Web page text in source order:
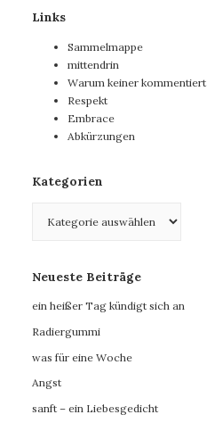
Links
Sammelmappe
mittendrin
Warum keiner kommentiert
Respekt
Embrace
Abkürzungen
Kategorien
Neueste Beiträge
ein heißer Tag kündigt sich an
Radiergummi
was für eine Woche
Angst
sanft – ein Liebesgedicht